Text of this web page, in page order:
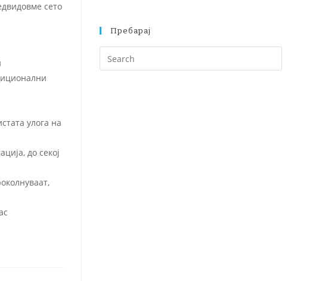
сето
улога на
до секој
Пребарај